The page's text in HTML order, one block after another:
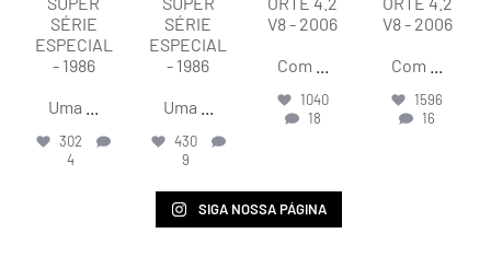
SÉRIE
ESPECIAL
- 1986
Uma
302
4
SÉRIE
ESPECIAL
- 1986
Uma
430
9
V8 - 2006
Com
1040
18
V8 - 2006
Com
1596
16
SIGA NOSSA PÁGINA